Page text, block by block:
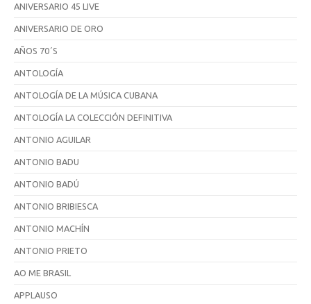
ANIVERSARIO 45 LIVE
ANIVERSARIO DE ORO
AÑOS 70´S
ANTOLOGÍA
ANTOLOGÍA DE LA MÚSICA CUBANA
ANTOLOGÍA LA COLECCIÓN DEFINITIVA
ANTONIO AGUILAR
ANTONIO BADU
ANTONIO BADÚ
ANTONIO BRIBIESCA
ANTONIO MACHÍN
ANTONIO PRIETO
AO ME BRASIL
APPLAUSO